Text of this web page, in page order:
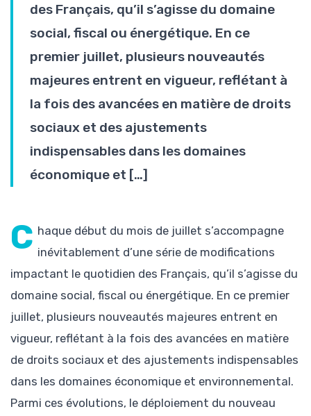
des Français, qu’il s’agisse du domaine
social, fiscal ou énergétique. En ce
premier juillet, plusieurs nouveautés
majeures entrent en vigueur, reflétant à
la fois des avancées en matière de droits
sociaux et des ajustements
indispensables dans les domaines
économique et […]
C haque début du mois de juillet s’accompagne
inévitablement d’une série de modifications
impactant le quotidien des Français, qu’il s’agisse du
domaine social, fiscal ou énergétique. En ce premier
juillet, plusieurs nouveautés majeures entrent en
vigueur, reflétant à la fois des avancées en matière
de droits sociaux et des ajustements indispensables
dans les domaines économique et environnemental.
Parmi ces évolutions, le déploiement du nouveau